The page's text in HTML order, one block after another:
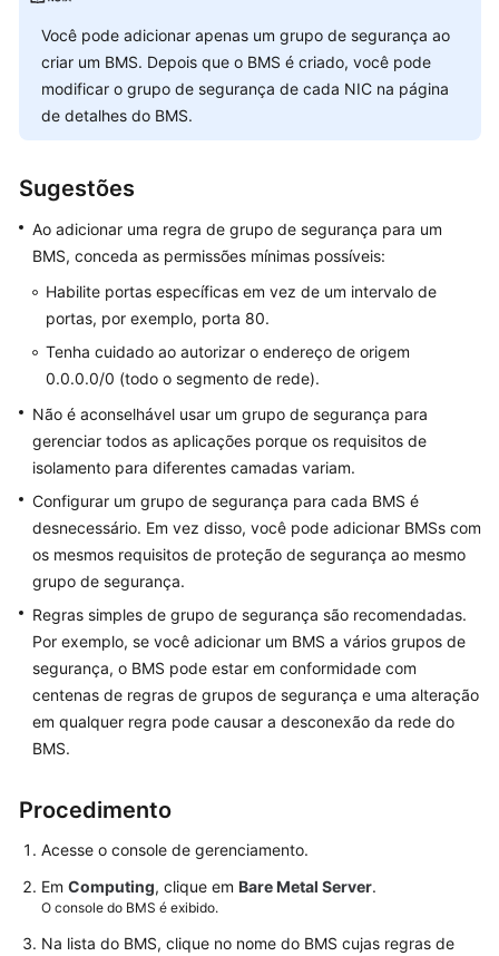
Disco
Par
e
senha
Segurança
Grupo
segurança
Adição
de
regras
de
segurança
Exemplos
de
configuração
segurança
de
grupo
Você pode adicionar apenas um grupo de segurança ao
criar um BMS. Depois que o BMS é criado, você pode
modificar o grupo de segurança de cada NIC na página
de detalhes do BMS.
Sugestões
Ao adicionar uma regra de grupo de segurança para um
BMS, conceda as permissões mínimas possíveis:
Habilite portas específicas em vez de um intervalo de
portas, por exemplo, porta 80.
Tenha cuidado ao autorizar o endereço de origem
0.0.0.0/0 (todo o segmento de rede).
Não é aconselhável usar um grupo de segurança para
gerenciar todos as aplicações porque os requisitos de
isolamento para diferentes camadas variam.
Configurar um grupo de segurança para cada BMS é
desnecessário. Em vez disso, você pode adicionar BMSs com
os mesmos requisitos de proteção de segurança ao mesmo
grupo de segurança.
Regras simples de grupo de segurança são recomendadas.
Por exemplo, se você adicionar um BMS a vários grupos de
segurança, o BMS pode estar em conformidade com
centenas de regras de grupos de segurança e uma alteração
em qualquer regra pode causar a desconexão da rede do
BMS.
Procedimento
Acesse o console de gerenciamento.
Em Computing, clique em Bare Metal Server.
O console do BMS é exibido.
Na lista do BMS, clique no nome do BMS cujas regras de